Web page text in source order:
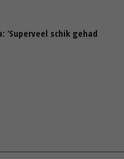
‘Superveel schik gehad